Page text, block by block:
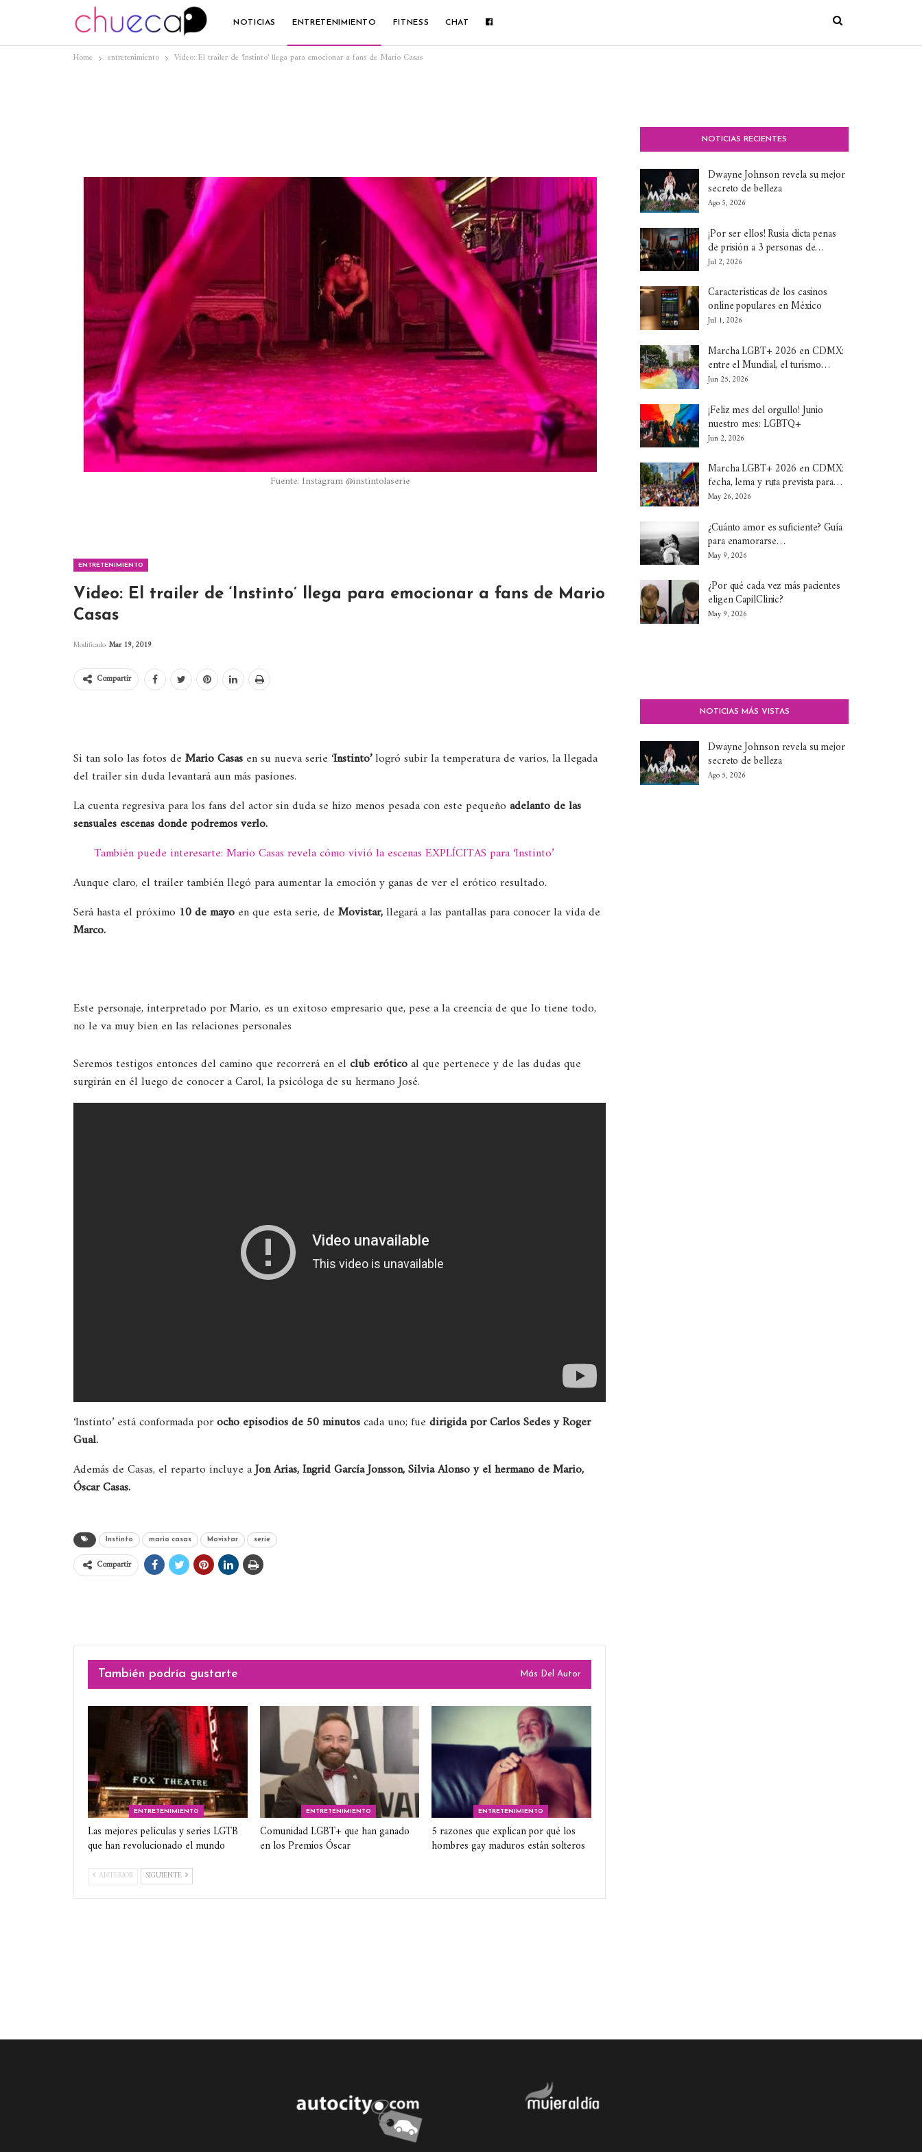
NOTICIAS ENTRETENIMIENTO FITNESS CHAT
Home entretenimiento Video: El trailer de ‘Instinto’ llega para emocionar a fans de Mario Casas
Fuente: Instagram @instintolaserie
ENTRETENIMIENTO
Video: El trailer de ‘Instinto’ llega para emocionar a fans de Mario
Casas
Modificado Mar 19, 2019
Compartir
Si tan solo las fotos de Mario Casas en su nueva serie ‘Instinto’logró subir la temperatura de varios, la llegada
del trailer sin duda levantará aun más pasiones.
La cuenta regresiva para los fans del actor sin duda se hizo menos pesada con este pequeño adelanto de las
sensuales escenas donde podremos verlo.
También puede interesarte: Mario Casas revela cómo vivió la escenas EXPLÍCITAS para ‘Instinto’
Aunque claro, el trailer también llegó para aumentar la emoción y ganas de ver el erótico resultado.
Será hasta el próximo 10 de mayo en que esta serie, de Movistar,llegará a las pantallas para conocer la vida de
Marco.
Este personaje, interpretado por Mario, es un exitoso empresario que, pese a la creencia de que lo tiene todo,
no le va muy bien en las relaciones personales
Seremos testigos entonces del camino que recorrerá en elclub eróticoal que pertenece y de las dudas que
surgirán en él luego de conocer a Carol, la psicóloga de su hermano José.
‘Instinto’ está conformada porocho episodios de 50 minutoscada uno; fue dirigida por Carlos Sedes y Roger
Gual.
Además de Casas, el reparto incluye aJon Arias, Ingrid García Jonsson, Silvia Alonso y el hermano de Mario,
Óscar Casas.
Instinto mario casas Movistar serie
Compartir
También podría gustarte Más Del Autor
ENTRETENIMIENTO
Las mejores películas y series LGTB
que han revolucionado el mundo
ENTRETENIMIENTO
Comunidad LGBT+ que han ganado
en los Premios Óscar
ENTRETENIMIENTO
5 razones que explican por qué los
hombres gay maduros están solteros
ANTERIOR SIGUIENTE
NOTICIAS RECIENTES
Dwayne Johnson revela su mejor
secreto de belleza
Ago 5, 2026
¡Por ser ellos! Rusia dicta penas
de prisión a 3 personas de…
Jul 2, 2026
Características de los casinos
online populares en México
Jul 1, 2026
Marcha LGBT+ 2026 en CDMX:
entre el Mundial, el turismo…
Jun 25, 2026
¡Feliz mes del orgullo! Junio
nuestro mes: LGBTQ+
Jun 2, 2026
Marcha LGBT+ 2026 en CDMX:
fecha, lema y ruta prevista para…
May 26, 2026
¿Cuánto amor es suficiente? Guía
para enamorarse…
May 9, 2026
¿Por qué cada vez más pacientes
eligen CapilClinic?
May 9, 2026
NOTICIAS MÁS VISTAS
Dwayne Johnson revela su mejor
secreto de belleza
Ago 5, 2026